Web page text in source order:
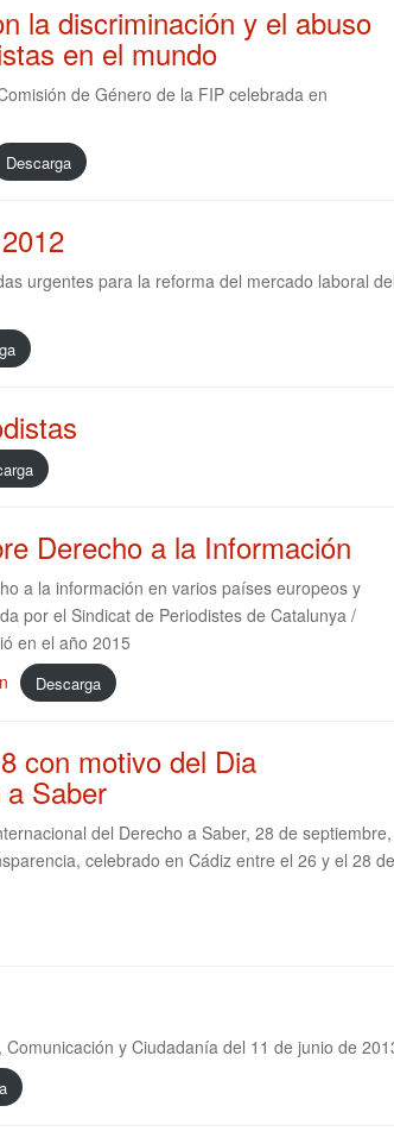
la discriminación y el abuso
en el mundo
de Género de la FIP celebrada en
Descarga
urgentes para la reforma del mercado laboral del
Derecho a la Información
a la información en varios países europeos y
por el Sindicat de Periodistes de Catalunya /
en el año 2015
Descarga
con motivo del Dia
Saber
del Derecho a Saber, 28 de septiembre,
celebrado en Cádiz entre el 26 y el 28 de
y Ciudadanía del 11 de junio de